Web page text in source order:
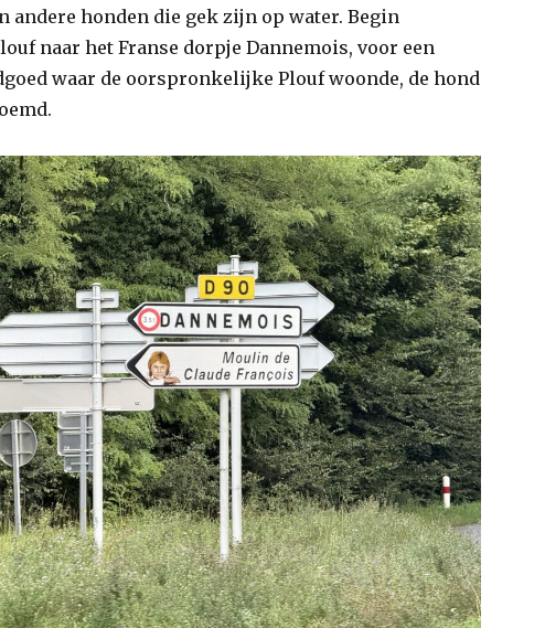
andere honden die gek zijn op water. Begin
naar het Franse dorpje Dannemois, voor een
waar de oorspronkelijke Plouf woonde, de hond